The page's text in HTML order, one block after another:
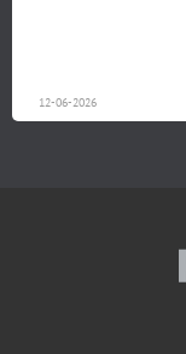
12-06-2026